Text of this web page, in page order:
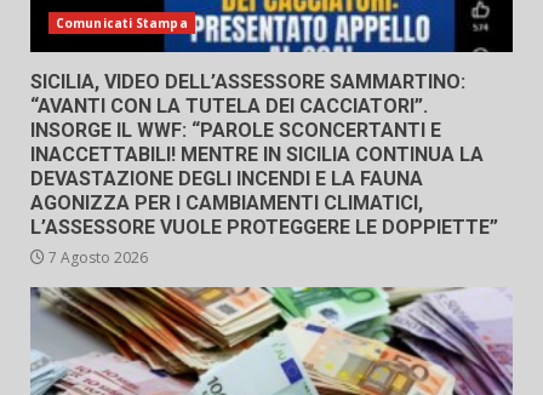
Comunicati Stampa
SICILIA, VIDEO DELL’ASSESSORE SAMMARTINO:
“AVANTI CON LA TUTELA DEI CACCIATORI”.
INSORGE IL WWF: “PAROLE SCONCERTANTI E
INACCETTABILI! MENTRE IN SICILIA CONTINUA LA
DEVASTAZIONE DEGLI INCENDI E LA FAUNA
AGONIZZA PER I CAMBIAMENTI CLIMATICI,
L’ASSESSORE VUOLE PROTEGGERE LE DOPPIETTE”
7 Agosto 2026